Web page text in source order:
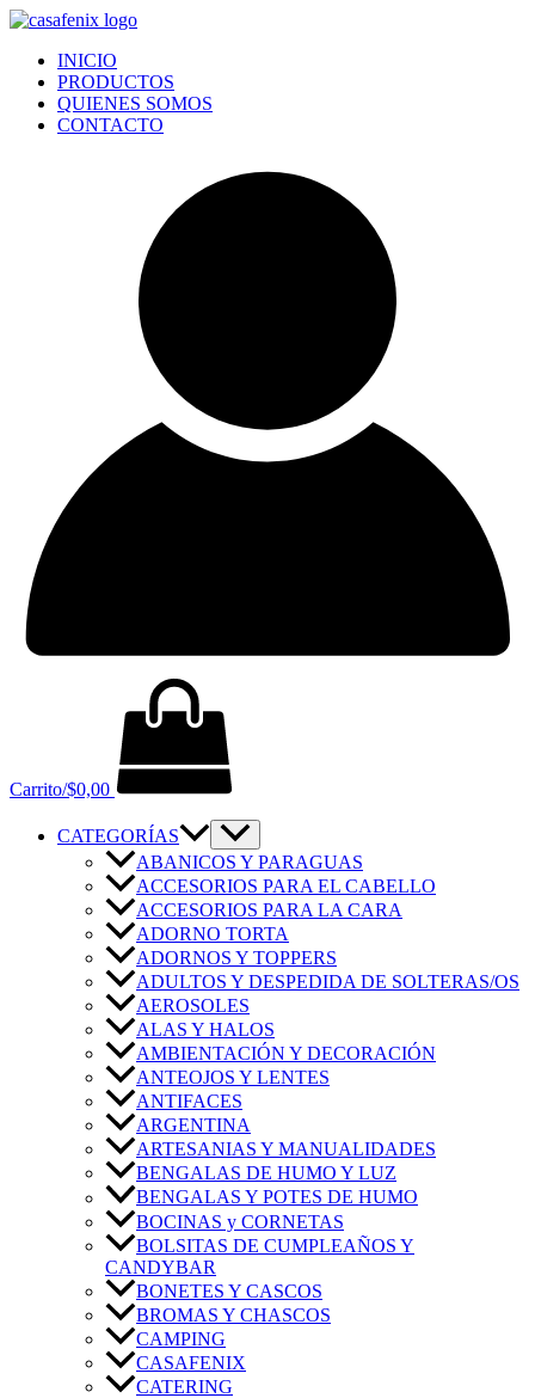
Ir
contenidoINICIO
PRODUCTOS
QUIENES SOMOS
CONTACTO
Carrito/$0,00
CATEGORÍAS
ABANICOS Y PARAGUAS
ACCESORIOS PARA EL CABELLO
ACCESORIOS PARA LA CARA
ADORNO TORTA
ADORNOS Y TOPPERS
ADULTOS Y DESPEDIDA DE SOLTERAS/OS
AEROSOLES
ALAS Y HALOS
AMBIENTACIÓN Y DECORACIÓN
ANTEOJOS Y LENTES
ANTIFACES
ARGENTINA
ARTESANIAS Y MANUALIDADES
BENGALAS DE HUMO Y LUZ
BENGALAS Y POTES DE HUMO
BOCINAS y CORNETAS
BOLSITAS DE CUMPLEAÑOS Y
CANDYBAR
BONETES Y CASCOS
BROMAS Y CHASCOS
CAMPING
CASAFENIX
CATERING